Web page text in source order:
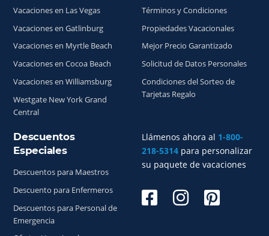
Llámenos ahora al 1-800-
218-5314 para personalizar
su paquete de vacaciones
Vacaciones en Las Vegas
Vacaciones en Gatlinburg
Vacaciones en Myrtle Beach
Vacaciones en Cocoa Beach
Vacaciones en Williamsburg
Westgate New York Grand
Central
Términos y Condiciones
Propiedades Vacacionales
Mejor Precio Garantizado
Solicitud de Datos Personales
Condiciones del Sorteo de
Tarjetas Regalo
Descuentos
Especiales
Descuentos para Maestros
Descuento para Enfermeros
Descuentos para Personal de
Emergencia